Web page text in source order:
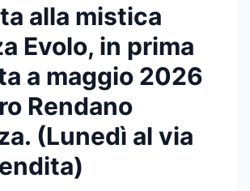
alla mistica
Evolo, in prima
a maggio 2026
Rendano
(Lunedì al via